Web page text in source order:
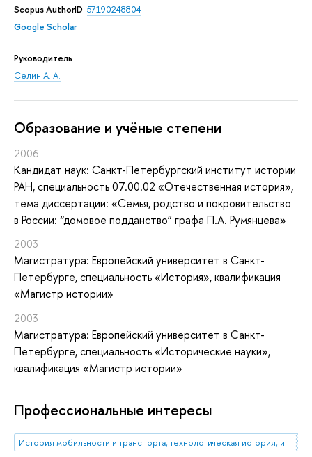
Scopus AuthorID: 57190248804
Google Scholar
Руководитель
Селин А. А.
Oбразование и учёные степени
2006
Кандидат наук: Санкт-Петербургский институт истории
РАН, специальность 07.00.02 «Отечественная история»,
тема диссертации: «Семья, родство и покровительство
в России: “домовое подданство” графа П.А. Румянцева»
2003
Магистратура: Европейский университет в Санкт-
Петербурге, специальность «История», квалификация
«Магистр истории»
2003
Магистратура: Европейский университет в Санкт-
Петербурге, специальность «Исторические науки»,
квалификация «Магистр истории»
Профессиональные интересы
История мобильности и транспорта, технологическая история, история образования и науки, история России XVIII-XIX вв.